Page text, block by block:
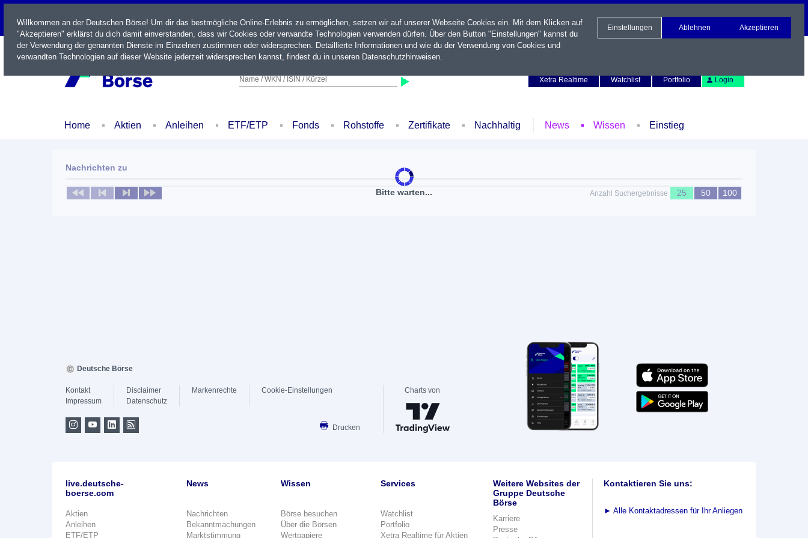
LIVE
Name / WKN / ISIN / Kürzel
Xetra Realtime
Watchlist Portfolio Login
Home Aktien Anleihen ETF/ETP Fonds Rohstoffe Zertifikate Nachhaltig News Wissen Einstieg
Bitte warten...
Nachrichten zu
Keine News verfügbar Anzahl Suchergebnisse 25 50 100
Willkommen an der Deutschen Börse! Um dir das bestmögliche Online-Erlebnis zu ermöglichen, setzen wir auf unserer Webseite Cookies ein. Mit dem Klicken auf
"Akzeptieren" erklärst du dich damit einverstanden, dass wir Cookies oder verwandte Technologien verwenden dürfen. Über den Button "Einstellungen" kannst du
der Verwendung der genannten Dienste im Einzelnen zustimmen oder widersprechen. Detaillierte Informationen und wie du der Verwendung von Cookies und
verwandten Technologien auf dieser Website jederzeit widersprechen kannst, findest du in unseren Datenschutzhinweisen.
Einstellungen Ablehnen Akzeptieren
Deutsche Börse
Kontakt
Impressum
Disclaimer
Datenschutz
Markenrechte Cookie-Einstellungen
Drucken
Charts von
live.deutsche-
boerse.com
Aktien
Anleihen
ETF/ETP
News
Nachrichten
Bekanntmachungen
Marktstimmung
Wissen
Börse besuchen
Über die Börsen
Wertpapiere
Services
Watchlist
Portfolio
Xetra Realtime für Aktien
Weitere Websites der
Gruppe Deutsche
Börse
Karriere
Presse
Kontaktieren Sie uns:
► Alle Kontaktadressen für Ihr Anliegen